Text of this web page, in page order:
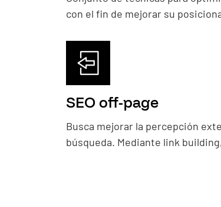
con el fin de mejorar su
SEO off-page
Busca mejorar la percepción
búsqueda. Mediante link